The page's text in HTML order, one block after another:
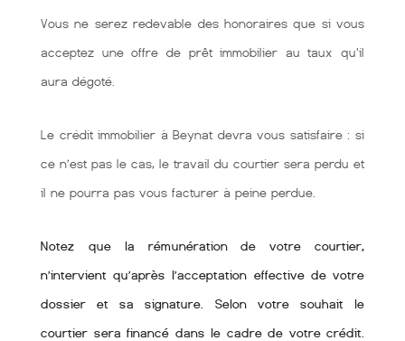
Vous ne serez redevable des honoraires que si vous
acceptez une offre de prêt immobilier au taux qu'il
aura dégoté.
Le crédit immobilier à Beynat devra vous satisfaire : si
ce n’est pas le cas, le travail du courtier sera perdu et
il ne pourra pas vous facturer à peine perdue.
Notez que la rémunération de votre courtier,
n’intervient qu’après l’acceptation effective de votre
dossier et sa signature. Selon votre souhait le
courtier sera financé dans le cadre de votre crédit.